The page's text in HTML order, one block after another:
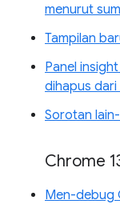
menurut
Tampilan
Panel
dihapus dari
Sorotan
Chrome
Men-debug